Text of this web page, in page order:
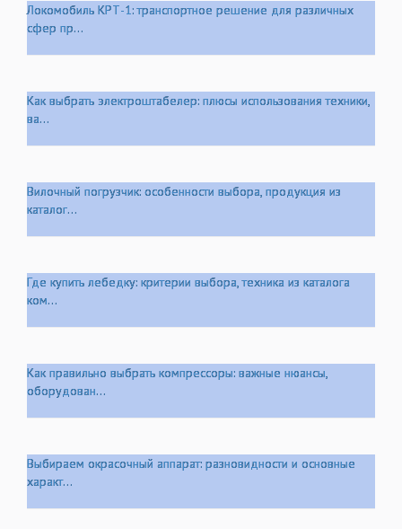
Локомобиль КРТ-1: транспортное решение для различных
сфер пр...
Как выбрать электроштабелер: плюсы использования техники,
ва...
Вилочный погрузчик: особенности выбора, продукция из
каталог...
Где купить лебедку: критерии выбора, техника из каталога
ком...
Как правильно выбрать компрессоры: важные нюансы,
оборудован...
Выбираем окрасочный аппарат: разновидности и основные
характ...